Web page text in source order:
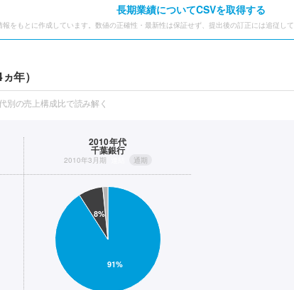
長期業績についてCSVを取得する
をもとに作成しています。数値の正確性・最新性は保証せず、提出後の訂正には追従し
年）
別の売上構成比で読み解く
2010年代
千葉銀行
2010年3月期 通期